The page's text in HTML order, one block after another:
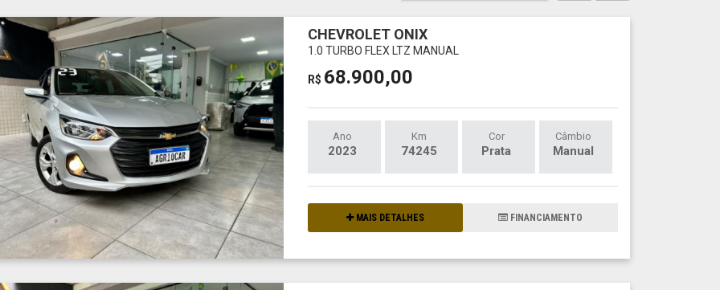
CHEVROLET ONIX
1.0 TURBO FLEX LTZ MANUAL
R$ 68.900,00
Ano
2023
Km
74245
Cor
Prata
Câmbio
Manual
MAIS DETALHES FINANCIAMENTO